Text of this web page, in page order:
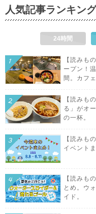
人気記事ランキング
24時間
【読みも
ープン！
間。カフ
【読みも
る」がオ
の一杯。
【読みも
イベント
【読みも
とめ。ウ
イド。